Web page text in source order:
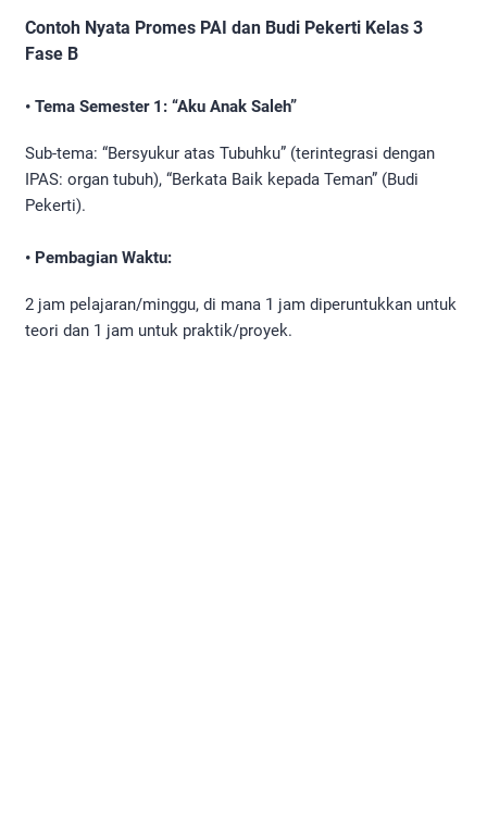
Contoh Nyata Promes PAI dan Budi Pekerti Kelas 3
Fase B
• Tema Semester 1: “Aku Anak Saleh”
Sub-tema: “Bersyukur atas Tubuhku” (terintegrasi dengan
IPAS: organ tubuh), “Berkata Baik kepada Teman” (Budi
Pekerti).
• Pembagian Waktu:
2 jam pelajaran/minggu, di mana 1 jam diperuntukkan untuk
teori dan 1 jam untuk praktik/proyek.